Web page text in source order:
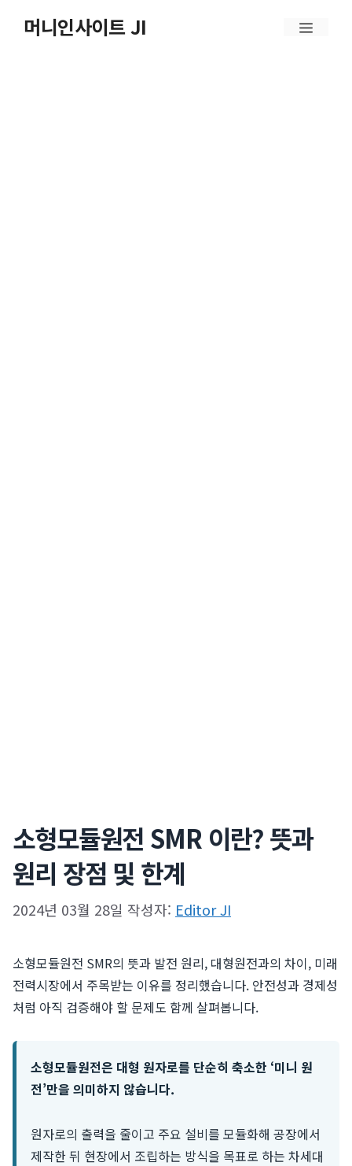
머니인사이트 JI
메
소형모듈원전 SMR 이란? 뜻과
원리 장점 및 한계
2024년 03월 28일 작성자: Editor JI
소형모듈원전 SMR의 뜻과 발전 원리, 대형원전과의 차이, 미래
전력시장에서 주목받는 이유를 정리했습니다. 안전성과 경제성
처럼 아직 검증해야 할 문제도 함께 살펴봅니다.
소형모듈원전은 대형 원자로를 단순히 축소한 ‘미니 원
전’만을 의미하지 않습니다.
원자로의 출력을 줄이고 주요 설비를 모듈화해 공장에서
제작한 뒤 현장에서 조립하는 방식을 목표로 하는 차세대